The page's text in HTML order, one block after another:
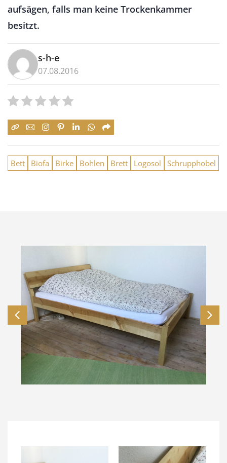
aufsägen, falls man keine Trockenkammer
besitzt.
s-h-e
07.08.2016
Bett Biofa Birke Bohlen Brett Logosol Schrupphobel